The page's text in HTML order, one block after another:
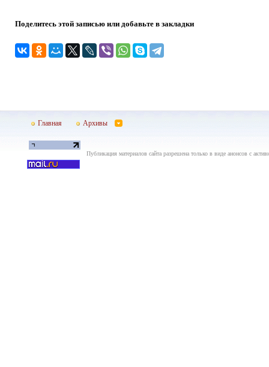
Поделитесь этой записью или добавьте в закладки
Главная Архивы
Публикация материалов сайта разрешена только в виде анонсов с